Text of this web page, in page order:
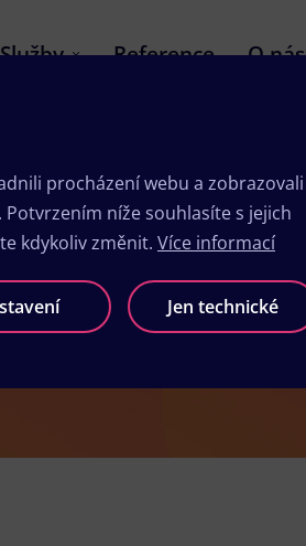
Služby Reference O nás
procházení webu a zobrazovali
níže souhlasíte s jejich
kdykoliv změnit. Více informací
Jen technické